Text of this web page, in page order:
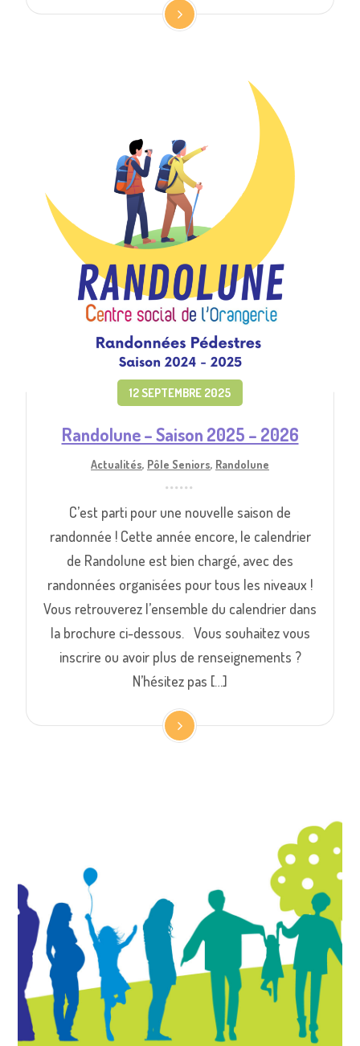
12 SEPTEMBRE 2025
Randolune – Saison 2025 – 2026
Actualités, Pôle Seniors, Randolune
C’est parti pour une nouvelle saison de
randonnée ! Cette année encore, le calendrier
de Randolune est bien chargé, avec des
randonnées organisées pour tous les niveaux !
Vous retrouverez l’ensemble du calendrier dans
la brochure ci-dessous. Vous souhaitez vous
inscrire ou avoir plus de renseignements ?
N’hésitez pas […]